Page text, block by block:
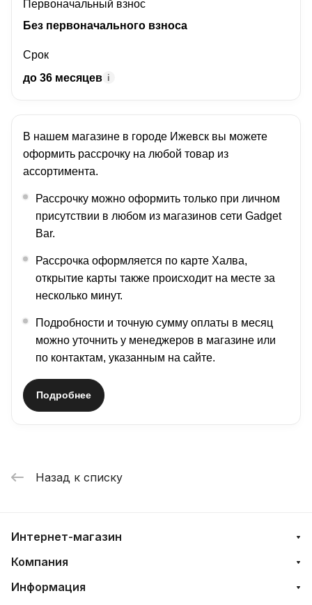
Первоначальный взнос
Без первоначального взноса
Срок
до 36 месяцев i
В нашем магазине в городе Ижевск вы можете
оформить рассрочку на любой товар из
ассортимента.
Рассрочку можно оформить только при личном
присутствии в любом из магазинов сети Gadget
Bar.
Рассрочка оформляется по карте Халва,
открытие карты также происходит на месте за
несколько минут.
Подробности и точную сумму оплаты в месяц
можно уточнить у менеджеров в магазине или
по контактам, указанным на сайте.
Подробнее
Назад к списку
Интернет-магазин
Компания
Информация